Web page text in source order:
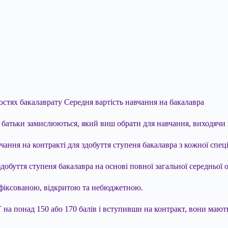
бакалаврату Середня вартість навчання на бакалавра
батьки замислюються, який виш обрати для навчання,
на контракті для здобуття ступеня бакалавра з кожної
ступеня бакалавра на основі повної загальної середньої
відкритою та небюджетною.
понад 150 або 170 балів і вступивши на контракт, вони